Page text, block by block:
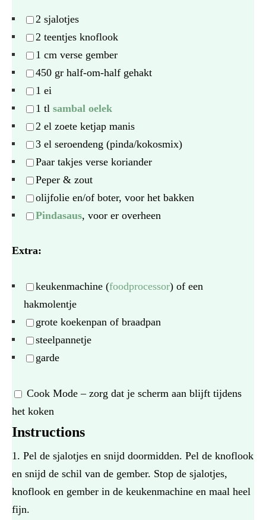
2 sjalotjes
2 teentjes knoflook
1 cm verse gember
450 gr half-om-half gehakt
1 ei
1 tl sambal oelek
2 el zoete ketjap manis
3 el seroendeng (pinda/kokosmix)
Paar takjes verse koriander
Peper & zout
olijfolie en/of boter, voor het bakken
Pindasaus, voor er overheen
Extra:
keukenmachine (foodprocessor) of een
hakmolentje
grote koekenpan of braadpan
steelpannetje
garde
Cook Mode – zorg dat je scherm aan blijft tijdens
het koken
Instructions
Pel de sjalotjes en snijd doormidden. Pel de knoflook
en snijd de schil van de gember. Stop de sjalotjes,
knoflook en gember in de keukenmachine en maal heel
fijn.